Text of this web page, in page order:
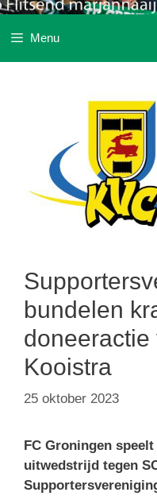
Menu
bundelen
doneeractie
Kooistra
25 oktober 2023
FC Groningen
uitwedstrijd tegen